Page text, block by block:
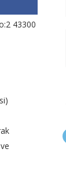
43300